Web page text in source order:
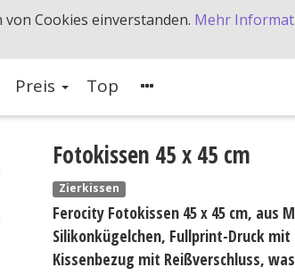
Preis Top
Fotokissen 45 x 45 cm
Zierkissen
Ferocity Fotokissen 45 x 45 cm, aus
Silikonkügelchen, Fullprint-Druck
Kissenbezug mit Reißverschluss,
Cookies einverstanden. Mehr